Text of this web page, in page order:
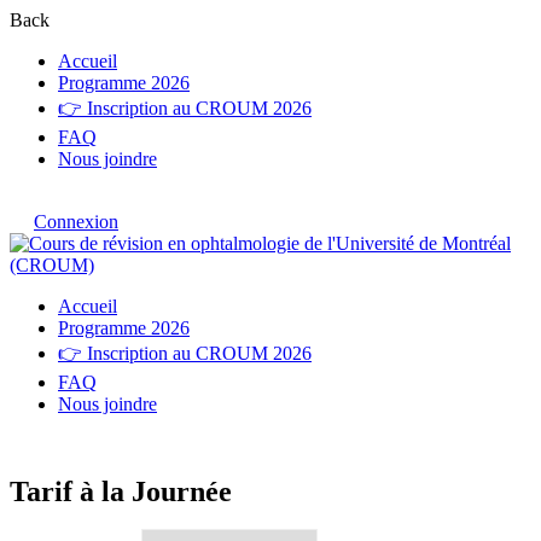
Back
Accueil
Programme 2026
👉 Inscription au CROUM 2026
FAQ
Nous joindre
Connexion
Accueil
Programme 2026
👉 Inscription au CROUM 2026
FAQ
Nous joindre
Tarif à la Journée